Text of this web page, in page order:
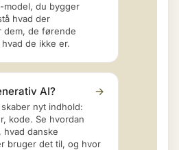
du bygger
hvad der
dem, de førende
de ikke er.
AI? →
nyt indhold:
kode. Se hvordan
hvad danske
bruger det til, og hvor